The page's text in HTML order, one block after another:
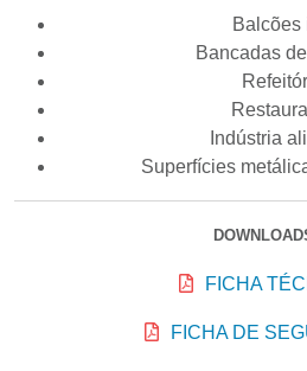
Balcões
Bancadas
Indústria
Superfícies
FICHA
FICHA DE